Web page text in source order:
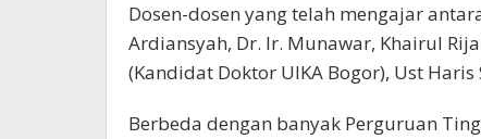
Dosen-dosen yang telah mengajar
Ardiansyah, Dr. Ir. Munawar, Khairul
(Kandidat Doktor UIKA Bogor), Ust
Berbeda dengan banyak Perguruan